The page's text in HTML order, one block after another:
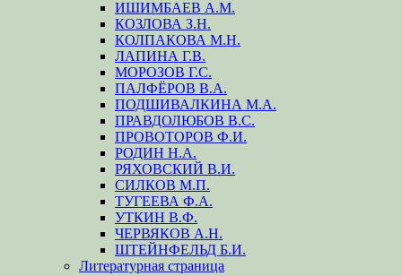
ИШИМБАЕВ А.М.
КОЗЛОВА З.Н.
КОЛПАКОВА М.Н.
ЛАПИНА Г.В.
МОРОЗОВ Г.С.
ПАЛФЁРОВ В.А.
ПОДШИВАЛКИНА М.А.
ПРАВДОЛЮБОВ В.С.
ПРОВОТОРОВ Ф.И.
РОДИН Н.А.
РЯХОВСКИЙ В.И.
СИЛКОВ М.П.
ТУГЕЕВА Ф.А.
УТКИН В.Ф.
ЧЕРВЯКОВ А.Н.
ШТЕЙНФЕЛЬД Б.И.
Литературная страница